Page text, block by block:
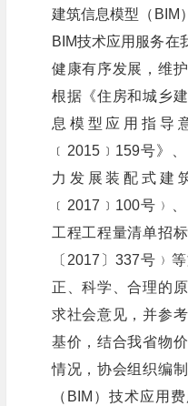
建筑信息模型（BIM
BIM技术应用服务在
健康有序发展，维
根据《住房和城乡
息模型应用指导
﹝2015﹞159号》
力发展装配式建
﹝2017﹞100号﹚
工程工程量清单招
〔2017〕337号﹚
正、科学、合理的
求社会意见，并参
基价，结合我省物
情况，协会组织编
（BIM）技术应用